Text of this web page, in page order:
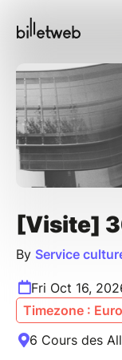
[Visite]
By Service
Fri Oct 16,
Timezone :
6 Cours des